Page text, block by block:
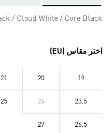
/ Cloud White / Core Black
اختر مقاس (EU)
19
20
21
23.5
24
25
26.5
27